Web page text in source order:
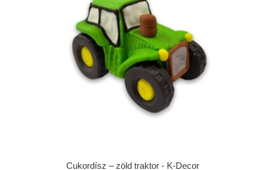
Cukordísz – zöld traktor - K-Decor